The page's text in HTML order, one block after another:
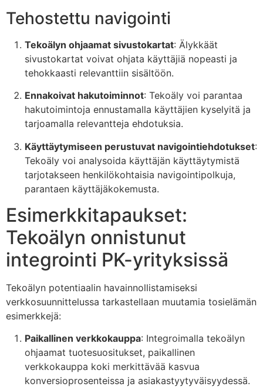
Tehostettu navigointi
Tekoälyn ohjaamat sivustokartat: Älykkäät
sivustokartat voivat ohjata käyttäjiä nopeasti ja
tehokkaasti relevanttiin sisältöön.
Ennakoivat hakutoiminnot: Tekoäly voi parantaa
hakutoimintoja ennustamalla käyttäjien kyselyitä ja
tarjoamalla relevantteja ehdotuksia.
Käyttäytymiseen perustuvat navigointiehdotukset:
Tekoäly voi analysoida käyttäjän käyttäytymistä
tarjotakseen henkilökohtaisia navigointipolkuja,
parantaen käyttäjäkokemusta.
Esimerkkitapaukset:
Tekoälyn onnistunut
integrointi PK-yrityksissä
Tekoälyn potentiaalin havainnollistamiseksi
verkkosuunnittelussa tarkastellaan muutamia tosielämän
esimerkkejä:
Paikallinen verkkokauppa: Integroimalla tekoälyn
ohjaamat tuotesuositukset, paikallinen
verkkokauppa koki merkittävää kasvua
konversioprosenteissa ja asiakastyytyväisyydessä.